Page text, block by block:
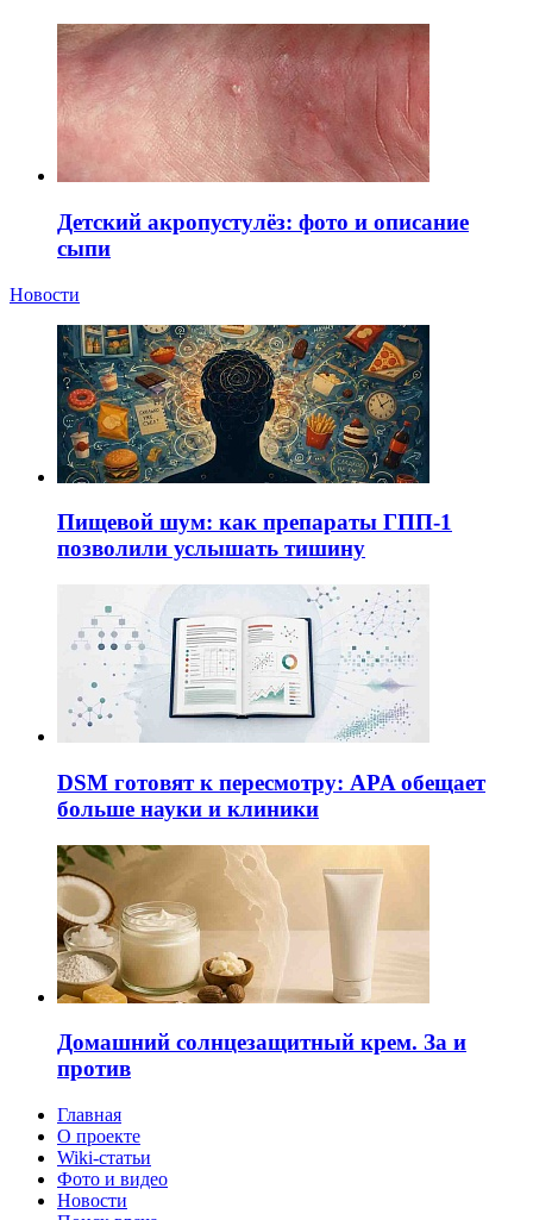
Детский акропустулёз: фото и описание
сыпи
Новости
Пищевой шум: как препараты ГПП-1
позволили услышать тишину
DSM готовят к пересмотру: APA обещает
больше науки и клиники
Домашний солнцезащитный крем. За и
против
Главная
О проекте
Wiki-статьи
Фото и видео
Новости